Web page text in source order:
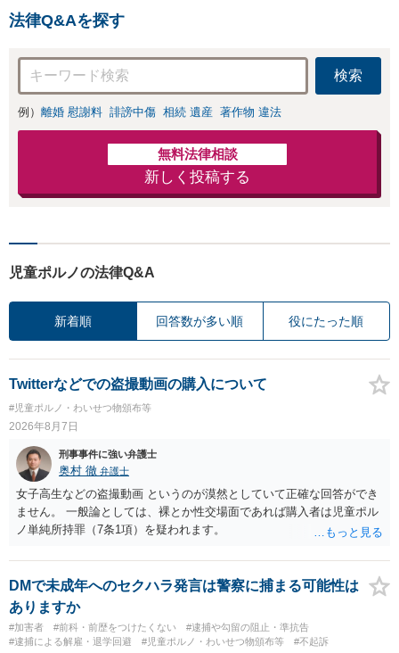
法律Q&Aを探す
検索
例） 離婚 慰謝料 誹謗中傷 相続 遺産 著作物 違法
無料法律相談
新しく投稿する
児童ポルノの法律Q&A
新着順 回答数が多い順 役にたった順
Twitterなどでの盗撮動画の購入について
#児童ポルノ・わいせつ物頒布等
2026年8月7日
刑事事件に強い弁護士
奥村 徹 弁護士
女子高生などの盗撮動画 というのが漠然としていて正確な回答ができ
ません。 一般論としては、裸とか性交場面であれば購入者は児童ポル
ノ単純所持罪（7条1項）を疑われます。
DMで未成年へのセクハラ発言は警察に捕まる可能性は
ありますか
#加害者 #前科・前歴をつけたくない
#逮捕や勾留の阻止・準抗告
#逮捕による解雇・退学回避
#児童ポルノ・わいせつ物頒布等 #不起訴